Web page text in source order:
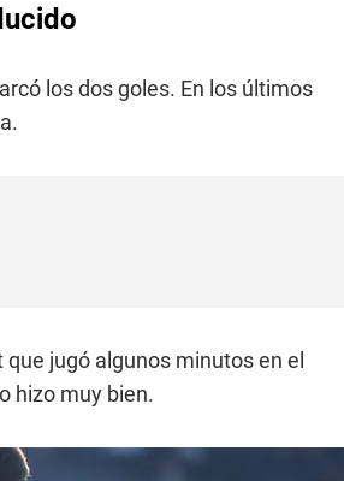
los dos goles. En los últimos
jugó algunos minutos en el
hizo muy bien.